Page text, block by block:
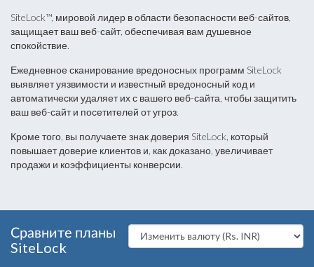
SiteLock™, мировой лидер в области безопасности веб-сайтов,
защищает ваш веб-сайт, обеспечивая вам душевное
спокойствие.
Ежедневное сканирование вредоносных программ SiteLock
выявляет уязвимости и известный вредоносный код и
автоматически удаляет их с вашего веб-сайта, чтобы защитить
ваш веб-сайт и посетителей от угроз.
Кроме того, вы получаете знак доверия SiteLock, который
повышает доверие клиентов и, как доказано, увеличивает
продажи и коэффициенты конверсии.
Сравните планы
SiteLock